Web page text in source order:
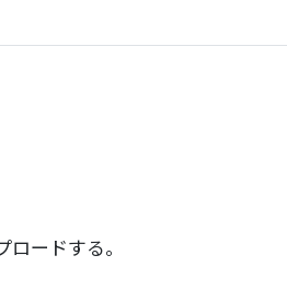
ロードする。